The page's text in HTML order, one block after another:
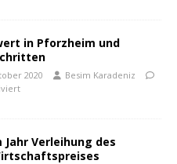
in Pforzheim und
2020
Besim Karadeniz
Jahr Verleihung des